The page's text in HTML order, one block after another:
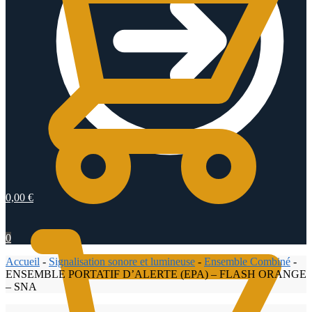
0,00 €
0
Accueil - Signalisation sonore et lumineuse - Ensemble Combiné -
ENSEMBLE PORTATIF D’ALERTE (EPA) – FLASH ORANGE
– SNA